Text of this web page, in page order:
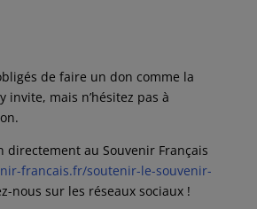
de faire un don comme la
invite, mais n’hésitez pas à
directement au Souvenir Français
francais.fr/soutenir-le-souvenir-
nous sur les réseaux sociaux !